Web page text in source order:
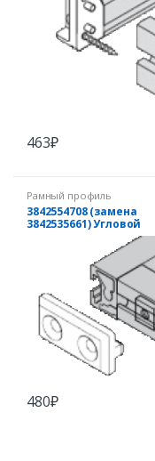
463₽
Рамный профиль
3842554708 (замена
3842535661) Угловой
соединитель 22,5X30
480₽